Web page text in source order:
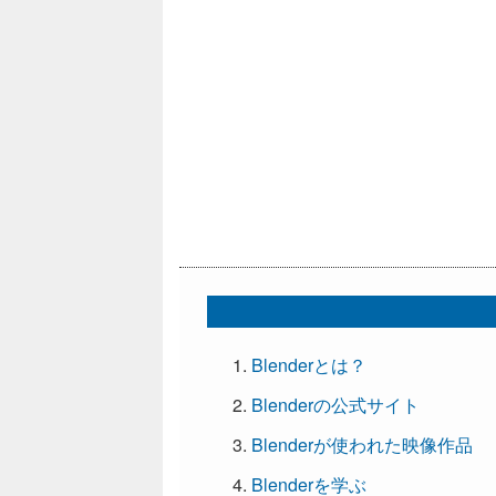
Blenderとは？
Blenderの公式サイト
Blenderが使われた映像作品
Blenderを学ぶ